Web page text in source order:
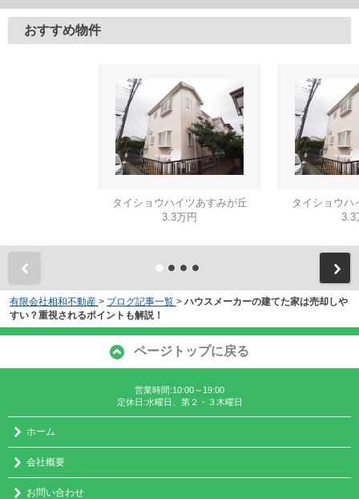
おすすめ物件
タイショウハイツあすみが丘
3.3万円
タイショウハ
3.3
有限会社相和不動産 > ブログ記事一覧 > ハウスメーカーの建てた家は売却しや
すい？重視されるポイントも解説！
ページトップに戻る
営業時間:10:00～19:00
定休日:水曜日、第２・３木曜日
ホーム
会社概要
お問い合わせ